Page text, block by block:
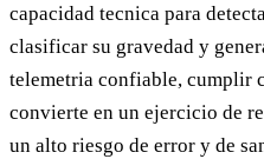
capacidad tecnica para
clasificar su gravedad y
telemetria confiable, cumplir
convierte en un ejercicio de
un alto riesgo de error y de